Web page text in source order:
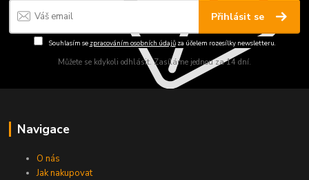
Přihlásit se
Souhlasím se zpracováním osobních údajůza účelem rozesílky newsletteru.
Můžete se kdykoli odhlásit. Zasíláme jednou za 14 dní.
Navigace
O nás
Jak nakupovat